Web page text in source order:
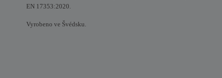
EN 17353:2020.
Vyrobeno ve Švédsku.